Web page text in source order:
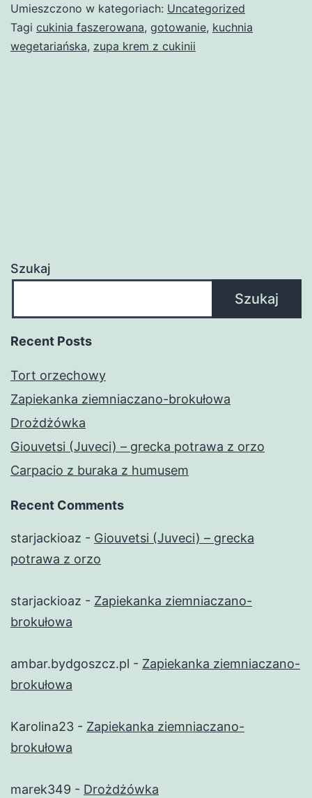
Umieszczono w kategoriach: Uncategorized
Tagi cukinia faszerowana, gotowanie, kuchnia
wegetariańska, zupa krem z cukinii
Szukaj
Szukaj
Recent Posts
Tort orzechowy
Zapiekanka ziemniaczano-brokułowa
Drożdżówka
Giouvetsi (Juveci) – grecka potrawa z orzo
Carpacio z buraka z humusem
Recent Comments
starjackioaz - Giouvetsi (Juveci) – grecka
potrawa z orzo
starjackioaz - Zapiekanka ziemniaczano-
brokułowa
ambar.bydgoszcz.pl - Zapiekanka ziemniaczano-
brokułowa
Karolina23 - Zapiekanka ziemniaczano-
brokułowa
marek349 - Drożdżówka